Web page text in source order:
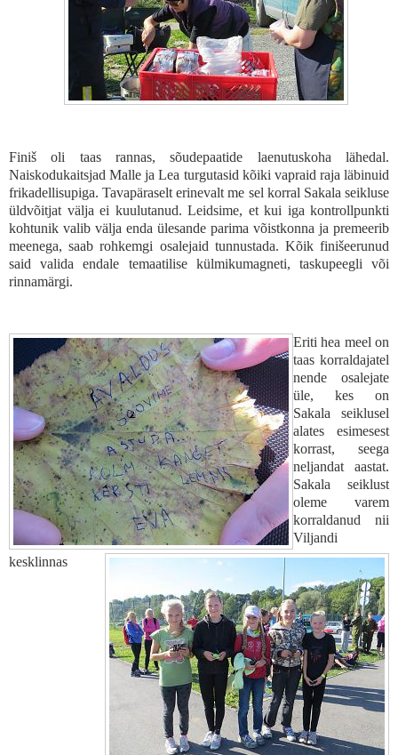
Finiš oli taas rannas, sõudepaatide laenutuskoha lähedal.
Naiskodukaitsjad Malle ja Lea turgutasid kõiki vapraid raja läbinuid
frikadellisupiga. Tavapäraselt erinevalt me sel korral Sakala seikluse
üldvõitjat välja ei kuulutanud. Leidsime, et kui iga kontrollpunkti
kohtunik valib välja enda ülesande parima võistkonna ja premeerib
meenega, saab rohkemgi osalejaid tunnustada. Kõik finišeerunud
said valida endale temaatilise külmikumagneti, taskupeegli või
rinnamärgi.
Eriti hea meel on
taas korraldajatel
nende osalejate
üle, kes on
Sakala seiklusel
alates esimesest
korrast, seega
neljandat aastat.
Sakala seiklust
oleme varem
korraldanud nii
Viljandi
kesklinnas